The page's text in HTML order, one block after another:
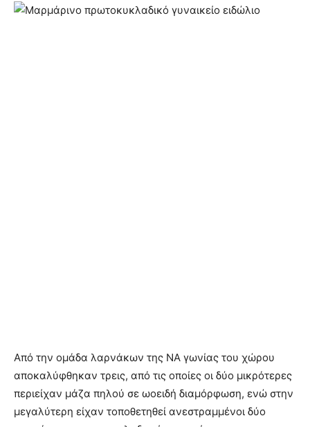
Από την ομάδα λαρνάκων της ΝΑ γωνίας του χώρου
αποκαλύφθηκαν τρεις, από τις οποίες οι δύο μικρότερες
περιείχαν μάζα πηλού σε ωοειδή διαμόρφωση, ενώ στην
μεγαλύτερη είχαν τοποθετηθεί ανεστραμμένοι δύο